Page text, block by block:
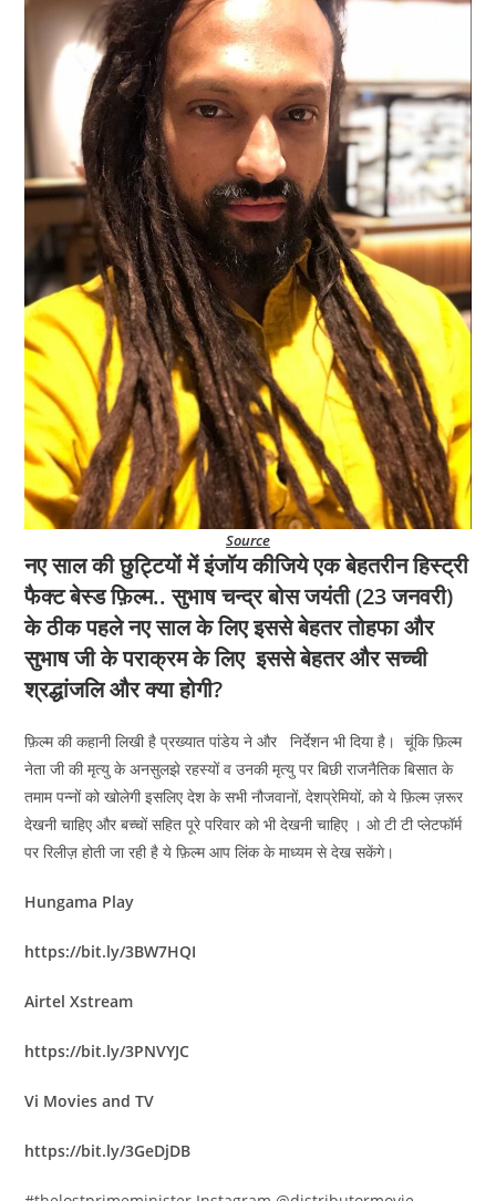
नए साल की छुट्टियों में इंजॉय कीजिये एक बेहतरीन हिस्ट्री
फैक्ट बेस्ड फ़िल्म.. सुभाष चन्द्र बोस जयंती (23 जनवरी)
के ठीक पहले नए साल के लिए इससे बेहतर तोहफा और
सुभाष जी के पराक्रम के लिए इससे बेहतर और सच्ची
श्रद्धांजलि और क्या होगी?
फ़िल्म की कहानी लिखी है प्रख्यात पांडेय ने और निर्देशन भी दिया है। चूंकि फ़िल्म
नेता जी की मृत्यु के अनसुलझे रहस्यों व उनकी मृत्यु पर बिछी राजनैतिक बिसात के
तमाम पन्नों को खोलेगी इसलिए देश के सभी नौजवानों, देशप्रेमियों, को ये फ़िल्म ज़रूर
देखनी चाहिए और बच्चों सहित पूरे परिवार को भी देखनी चाहिए । ओ टी टी प्लेटफॉर्म
पर रिलीज़ होती जा रही है ये फ़िल्म आप लिंक के माध्यम से देख सकेंगे।
Hungama Play
https://bit.ly/3BW7HQI
Airtel Xstream
https://bit.ly/3PNVYJC
Vi Movies and TV
https://bit.ly/3GeDjDB